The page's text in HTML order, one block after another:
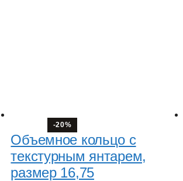
-20%
Объемное кольцо с
текстурным янтарем,
размер 16,75